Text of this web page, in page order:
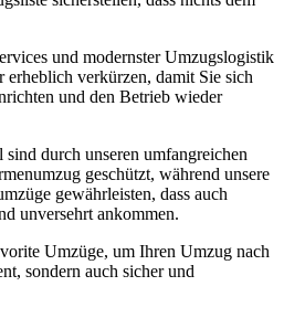
und modernster Umzugslogistik
verkürzen, damit Sie sich
und den Betrieb wieder
durch unseren umfangreichen
geschützt, während unsere
gewährleisten, dass auch
unversehrt ankommen.
Umzüge, um Ihren Umzug nach
sondern auch sicher und